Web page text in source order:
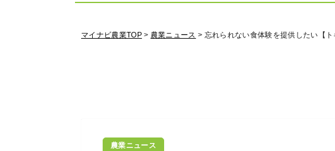
マイナビ農業TOP> 農業ニュース > 忘れられない食体験を提供したい【
農業ニュース